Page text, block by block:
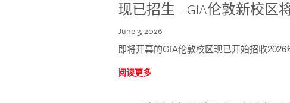
现已招生 – GIA伦敦新校区
June 3, 2026
即将开幕的GIA伦敦校区现已开始招收2026
阅读更多